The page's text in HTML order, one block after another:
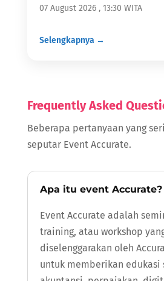
07 August 2026 , 13:30 WITA
Selengkapnya →
Frequently Asked
Beberapa pertanyaan yang
seputar Event Accurate.
Apa itu event Accurate?
Event Accurate adalah
training, atau workshop
diselenggarakan oleh
untuk memberikan edukasi